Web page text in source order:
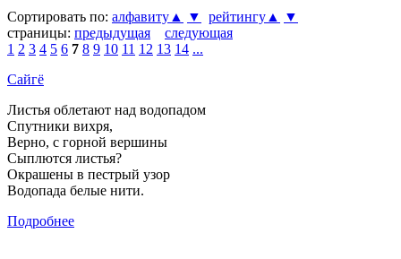
Сортировать по: алфавиту▲ ▼ рейтингу▲
▼
страницы: предыдущая
следующая
1 2 3 4 5 6 7 8 9 10 11 12 13 14 ...
Сайгё
Листья облетают над водопадом
Спутники вихря,
Верно, с горной вершины
Сыплются листья?
Окрашены в пестрый узор
Водопада белые нити.
Подробнее